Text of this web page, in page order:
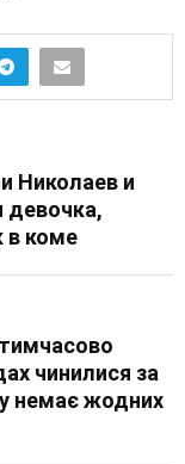
Николаев и
девочка,
в коме
тимчасово
чинилися за
немає жодних